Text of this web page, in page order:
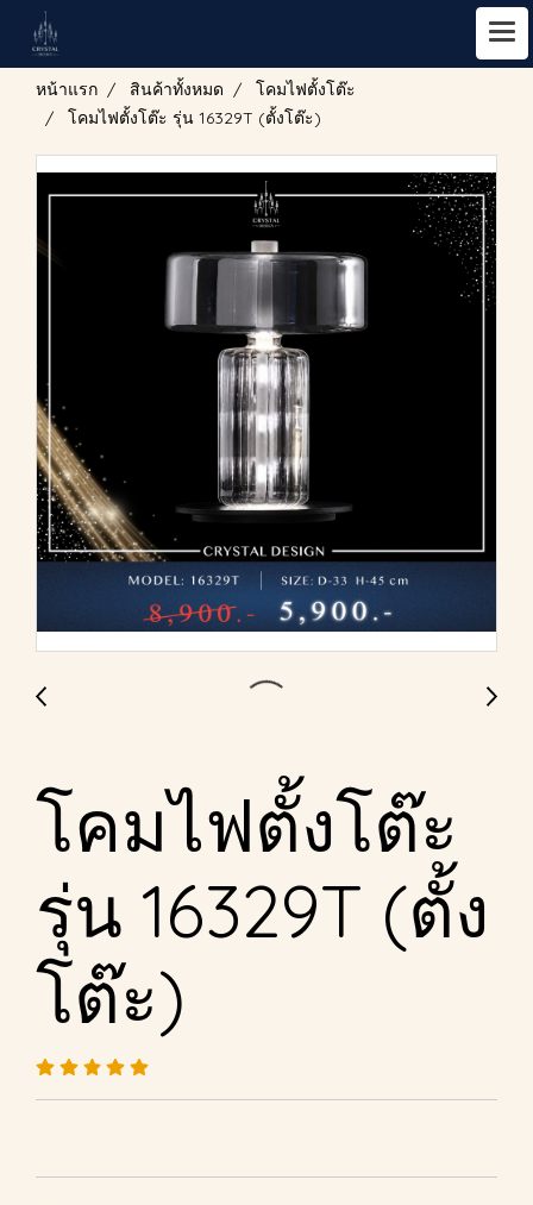
หน้าแรก สินค้าทั้งหมด
โคมไฟตั้งโต๊ะ
โคมไฟตั้งโต๊ะ รุ่น 16329T (ตั้งโต๊ะ)
โคมไฟตั้งโต๊ะ
รุ่น 16329T (ตั้ง
โต๊ะ)